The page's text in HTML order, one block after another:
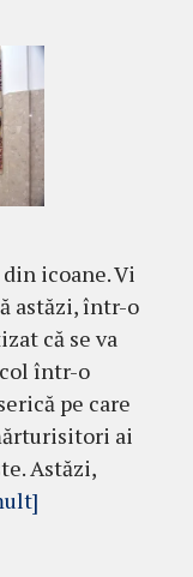
icoane. Vi
astăzi, într-o
că se va
într-o
pe care
ai
Astăzi,